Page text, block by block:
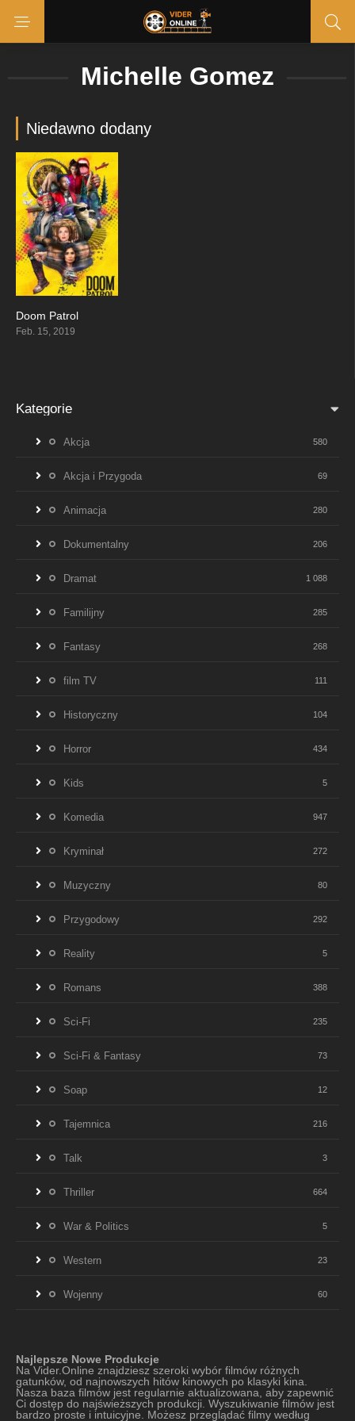
Michelle Gomez
Niedawno dodany
Doom Patrol
Feb. 15, 2019
Kategorie
Akcja 580
Akcja i Przygoda 69
Animacja 280
Dokumentalny 206
Dramat 1 088
Familijny 285
Fantasy 268
film TV 111
Historyczny 104
Horror 434
Kids 5
Komedia 947
Kryminał 272
Muzyczny 80
Przygodowy 292
Reality 5
Romans 388
Sci-Fi 235
Sci-Fi & Fantasy 73
Soap 12
Tajemnica 216
Talk 3
Thriller 664
War & Politics 5
Western 23
Wojenny 60
Najlepsze Nowe Produkcje
Na Vider.Online znajdziesz szeroki wybór filmów różnych
gatunków, od najnowszych hitów kinowych po klasyki kina.
Nasza baza filmów jest regularnie aktualizowana, aby zapewnić
Ci dostęp do najświeższych produkcji. Wyszukiwanie filmów jest
bardzo proste i intuicyjne. Możesz przeglądać filmy według